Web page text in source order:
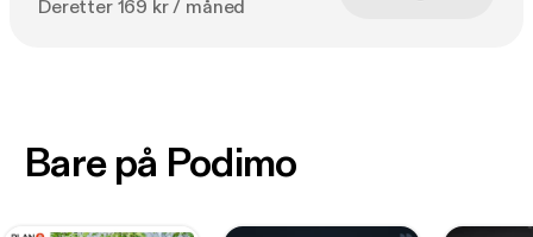
Deretter 169 kr / måned
Bare på Podimo